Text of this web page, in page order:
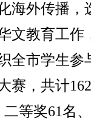
海外传播，
文教育工作
全市学生参
赛，共计
等奖61名